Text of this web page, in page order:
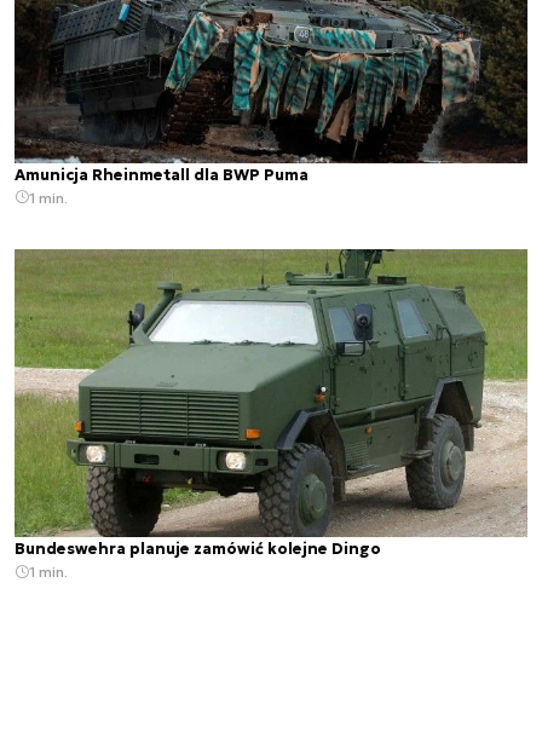
Amunicja Rheinmetall dla BWP Puma
1 min.
Bundeswehra planuje zamówić kolejne Dingo
1 min.